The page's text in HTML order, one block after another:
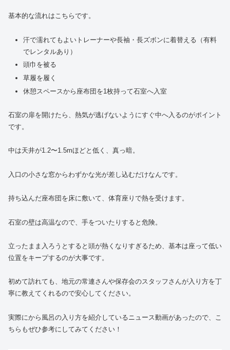
基本的な流れはこちらです。
汗で濡れてもよいトレーナーや長袖・長ズボンに着替える（有料
でレンタルあり）
頭巾を被る
草履を履く
休憩スペースから座布団を1枚持って石室へ入室
石室の扉を開けたら、熱気が逃げないようにすぐ中へ入るのがポイント
です。
中は天井が1.2〜1.5mほどと低く、真っ暗。
入口の小さな窓からわずかな光が差し込むだけなんです。
持ち込んだ座布団を床に敷いて、体育座りで熱を受けます。
石室の壁は高温なので、手をついたりすると危険。
立ったまま入ろうとすると頭が熱くなりすぎるため、基本は座って低い
位置をキープするのが大事です。
初めて訪れても、地元の常連さんや保存会のスタッフさんが入り方を丁
寧に教えてくれるので安心してください。
実際にから風呂の入り方を紹介しているニュース動画があったので、こ
ちらもぜひ参考にしてみてください！